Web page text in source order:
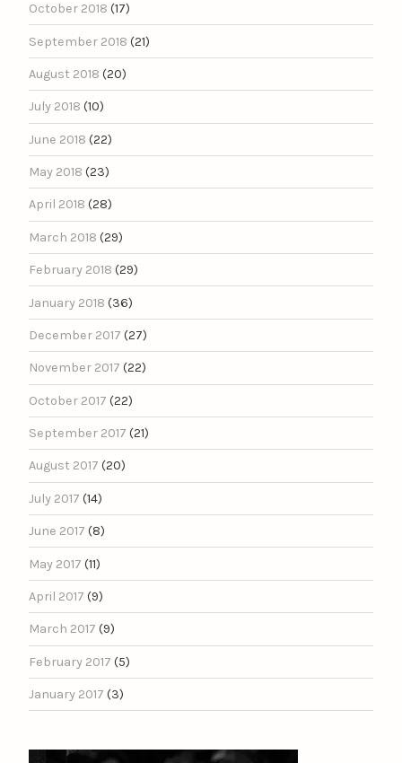
October 2018 (17)
September 2018 (21)
August 2018 (20)
July 2018 (10)
June 2018 (22)
May 2018 (23)
April 2018 (28)
March 2018 (29)
February 2018 (29)
January 2018 (36)
December 2017 (27)
November 2017 (22)
October 2017 (22)
September 2017 (21)
August 2017 (20)
July 2017 (14)
June 2017 (8)
May 2017 (11)
April 2017 (9)
March 2017 (9)
February 2017 (5)
January 2017 (3)